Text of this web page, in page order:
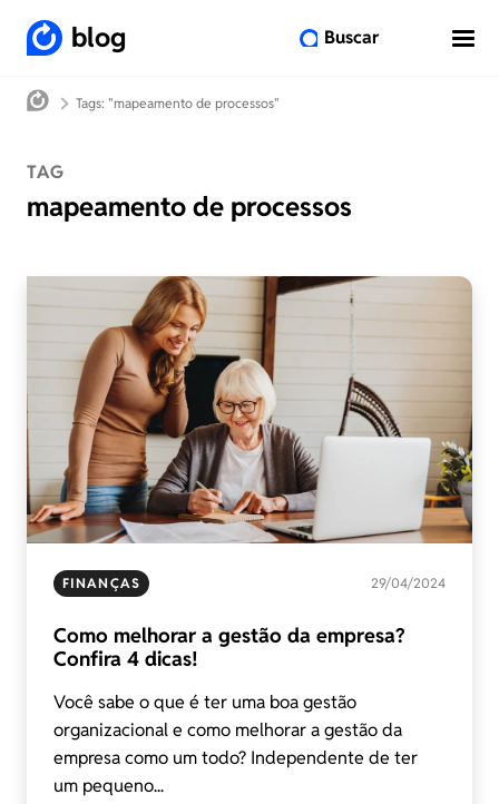
blog Buscar
Tags: "mapeamento de processos"
TAG
mapeamento de processos
FINANÇAS 29/04/2024
Como melhorar a gestão da empresa?
Confira 4 dicas!
Você sabe o que é ter uma boa gestão
organizacional e como melhorar a gestão da
empresa como um todo? Independente de ter
um pequeno...